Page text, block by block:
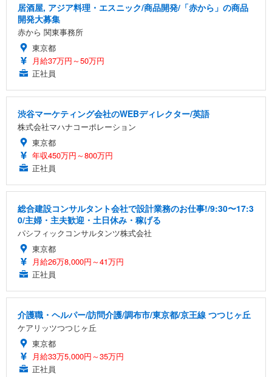
居酒屋, アジア料理・エスニック/商品開発/「赤から」の商品
開発大募集
赤から 関東事務所
東京都
月給37万円～50万円
正社員
渋谷マーケティング会社のWEBディレクター/英語
株式会社マハナコーポレーション
東京都
年収450万円～800万円
正社員
総合建設コンサルタント会社で設計業務のお仕事!/9:30〜17:3
0/主婦・主夫歓迎・土日休み・稼げる
パシフィックコンサルタンツ株式会社
東京都
月給26万8,000円～41万円
正社員
介護職・ヘルパー/訪問介護/調布市/東京都/京王線 つつじヶ丘
ケアリッツつつじヶ丘
東京都
月給33万5,000円～35万円
正社員